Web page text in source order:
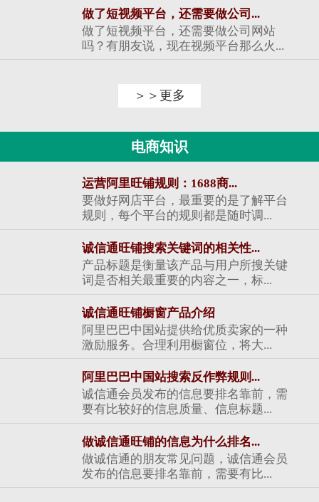
做了短视频平台，还需要做公司...
做了短视频平台，还需要做公司网站
吗？有朋友说，现在视频平台那么火...
＞＞更多
电商知识
运营阿里旺铺规则：1688商...
要做好网店平台，最重要的是了解平台
规则，每个平台的规则都是随时调...
诚信通旺铺搜索关键词的相关性...
产品标题是衡量该产品与用户所搜关键
词是否相关最重要的内容之一，标...
诚信通旺铺橱窗产品介绍
阿里巴巴中国站提供给优质卖家的一种
激励服务。合理利用橱窗位，将大...
阿里巴巴中国站搜索反作弊规则...
诚信通会员发布的信息要排名靠前，需
要有比较好的信息质量、信息标题...
做诚信通旺铺的信息为什么排名...
做诚信通的朋友常见问题，诚信通会员
发布的信息要排名靠前，需要有比...